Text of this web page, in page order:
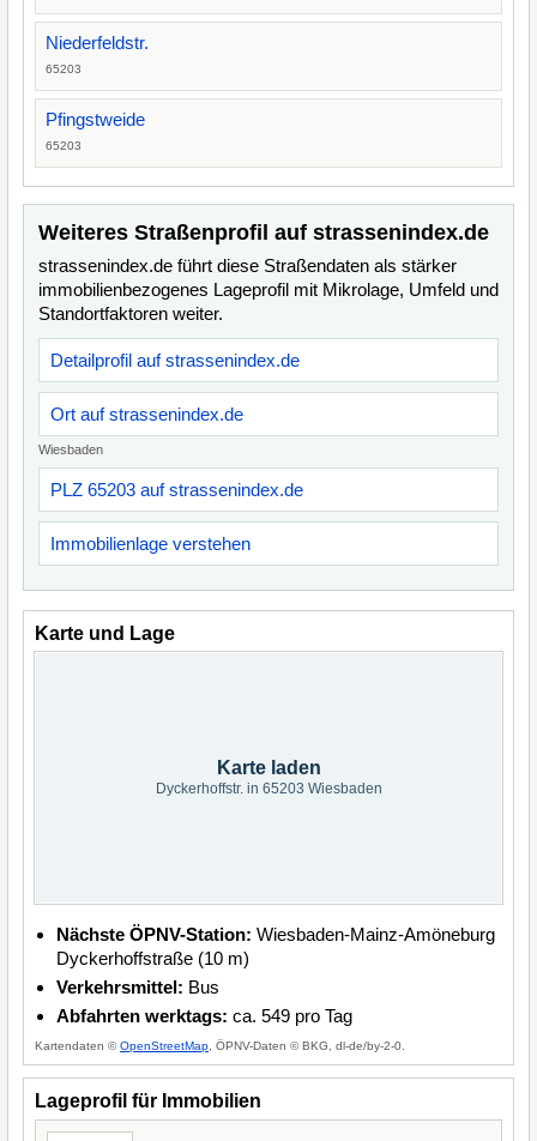
Niederfeldstr.
65203
Pfingstweide
65203
Weiteres Straßenprofil auf strassenindex.de
strassenindex.de führt diese Straßendaten als stärker
immobilienbezogenes Lageprofil mit Mikrolage, Umfeld und
Standortfaktoren weiter.
Detailprofil auf strassenindex.de
Ort auf strassenindex.de
Wiesbaden
PLZ 65203 auf strassenindex.de
Immobilienlage verstehen
Karte und Lage
Karte laden
Dyckerhoffstr. in 65203 Wiesbaden
Nächste ÖPNV-Station: Wiesbaden-Mainz-Amöneburg
Dyckerhoffstraße (10 m)
Verkehrsmittel: Bus
Abfahrten werktags: ca. 549 pro Tag
Kartendaten ©OpenStreetMap , ÖPNV-Daten © BKG, dl-de/by-2-0.
Lageprofil für Immobilien